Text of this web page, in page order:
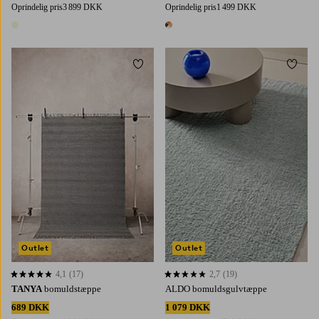
Oprindelig pris3 899 DKK
1 farve
Oprindelig pris1 499 DKK
1 farve
TANYA bomuldstæppe
689 DKK
4,1 baseret på 17 bedømmelser
4,1 (17)
Outlet
Tilføj til favoritter
ALDO bomuldsgulvtæppe
1 079 DKK
2,7 baseret på 19 bedømmelser
2,7 (19)
Outlet
Tilføj